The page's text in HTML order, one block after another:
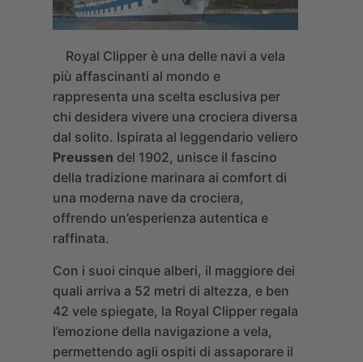
Royal Clipper è una delle navi a vela
più affascinanti al mondo e
rappresenta una scelta esclusiva per
chi desidera vivere una crociera diversa
dal solito. Ispirata al leggendario veliero
Preussen del 1902, unisce il fascino
della tradizione marinara ai comfort di
una moderna nave da crociera,
offrendo un’esperienza autentica e
raffinata.
Con i suoi cinque alberi, il maggiore dei
quali arriva a 52 metri di altezza, e ben
42 vele spiegate, la Royal Clipper regala
l’emozione della navigazione a vela,
permettendo agli ospiti di assaporare il